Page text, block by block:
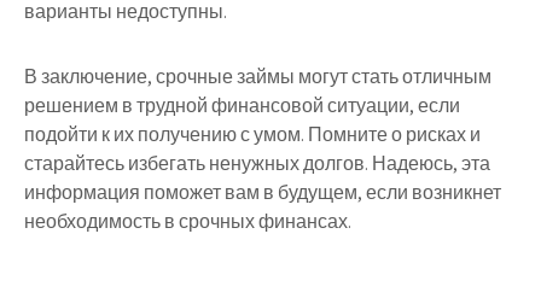
варианты недоступны.
В заключение, срочные займы могут стать отличным
решением в трудной финансовой ситуации, если
подойти к их получению с умом. Помните о рисках и
старайтесь избегать ненужных долгов. Надеюсь, эта
информация поможет вам в будущем, если возникнет
необходимость в срочных финансах.